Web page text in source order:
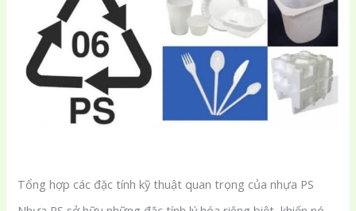
Tổng hợp các đặc tính kỹ thuật quan trọng của nhựa PS